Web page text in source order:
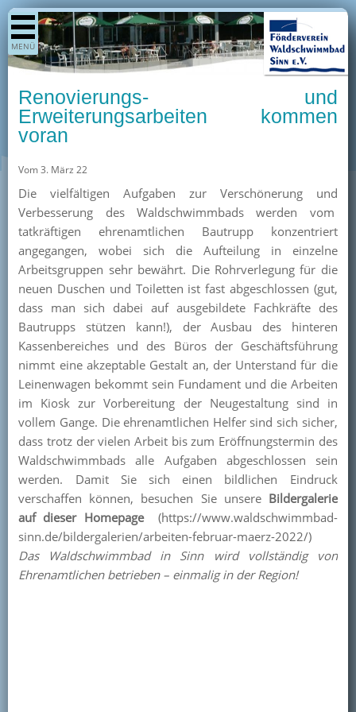
MENÜ
Shop
Aktuelles
Termine
Berichte
/ Preise
Kurse
Kioskangebote
Unterstützer
Team
Pressearchiv
Mitglied werden
Renovierungs- und
Erweiterungsarbeiten kommen
voran
Vom 3. März 22
Die vielfältigen Aufgaben zur Verschönerung und
Verbesserung des Waldschwimmbads werden vom
tatkräftigen ehrenamtlichen Bautrupp konzentriert
angegangen, wobei sich die Aufteilung in einzelne
Arbeitsgruppen sehr bewährt. Die Rohrverlegung für die
neuen Duschen und Toiletten ist fast abgeschlossen (gut,
dass man sich dabei auf ausgebildete Fachkräfte des
Bautrupps stützen kann!), der Ausbau des hinteren
Kassenbereiches und des Büros der Geschäftsführung
nimmt eine akzeptable Gestalt an, der Unterstand für die
Leinenwagen bekommt sein Fundament und die Arbeiten
im Kiosk zur Vorbereitung der Neugestaltung sind in
vollem Gange. Die ehrenamtlichen Helfer sind sich sicher,
dass trotz der vielen Arbeit bis zum Eröffnungstermin des
Waldschwimmbads alle Aufgaben abgeschlossen sein
werden. Damit Sie sich einen bildlichen Eindruck
verschaffen können, besuchen Sie unsere Bildergalerie
auf dieser Homepage (https://www.waldschwimmbad-
sinn.de/bildergalerien/arbeiten-februar-maerz-2022/)
Das Waldschwimmbad in Sinn wird vollständig von
Ehrenamtlichen betrieben – einmalig in der Region!